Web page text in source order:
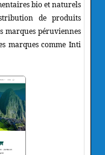
bio et naturels
de produits
marques péruviennes
marques comme Inti